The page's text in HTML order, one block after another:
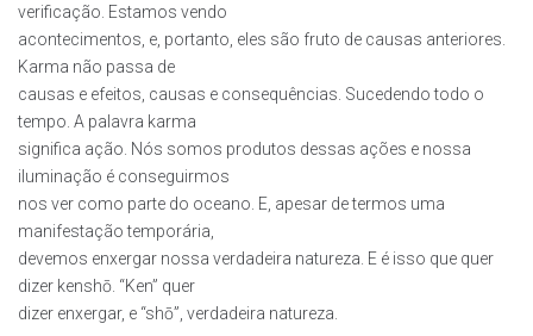
verificação. Estamos vendo
acontecimentos, e, portanto, eles são fruto de causas anteriores.
Karma não passa de
causas e efeitos, causas e consequências. Sucedendo todo o
tempo. A palavra karma
significa ação. Nós somos produtos dessas ações e nossa
iluminação é conseguirmos
nos ver como parte do oceano. E, apesar de termos uma
manifestação temporária,
devemos enxergar nossa verdadeira natureza. E é isso que quer
dizer kenshō. “Ken” quer
dizer enxergar, e “shō”, verdadeira natureza.